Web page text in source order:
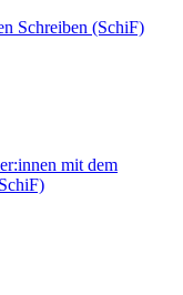
Schreiben (SchiF)
mit dem